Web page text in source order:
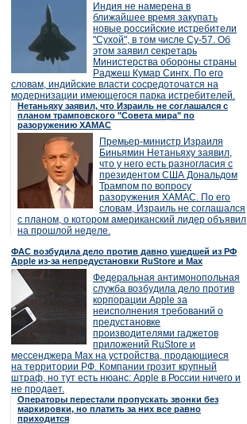
Индия не намерена в
ближайшее время закупать
новые российские истребители
"Сухой", в том числе Су-57. Об
этом заявил секретарь
Министерства обороны страны
Раджеш Кумар Сингх. По его
словам, индийские власти сосредоточатся на
модернизации имеющегося парка истребителей.
Нетаньяху заявил, что Израиль не соглашался с
планом трамповского "Совета мира" по
разоружению ХАМАС
Премьер-министр Израиля
Биньямин Нетаньяху заявил,
что у него есть разногласия с
президентом США Дональдом
Трампом по вопросу
разоружения ХАМАС. По его
словам, Израиль не соглашался
с планом, о котором американский лидер объявил
на прошлой неделе.
ФАС возбудила дело против давно ушедшей из РФ
Apple из-за непредустановки RuStore и Max
Федеральная антимонопольная
служба возбудила дело против
корпорации Apple за
неисполнения требований о
предустановке
производителями гаджетов
приложений RuStore и
мессенджера Max на устройства, продающиеся
на территории РФ. Компании грозит крупный
штраф, но тут есть нюанс: Apple в России ничего и
не продает.
Операторы перестали пропускать звонки без
маркировки, но платить за них все равно
приходится